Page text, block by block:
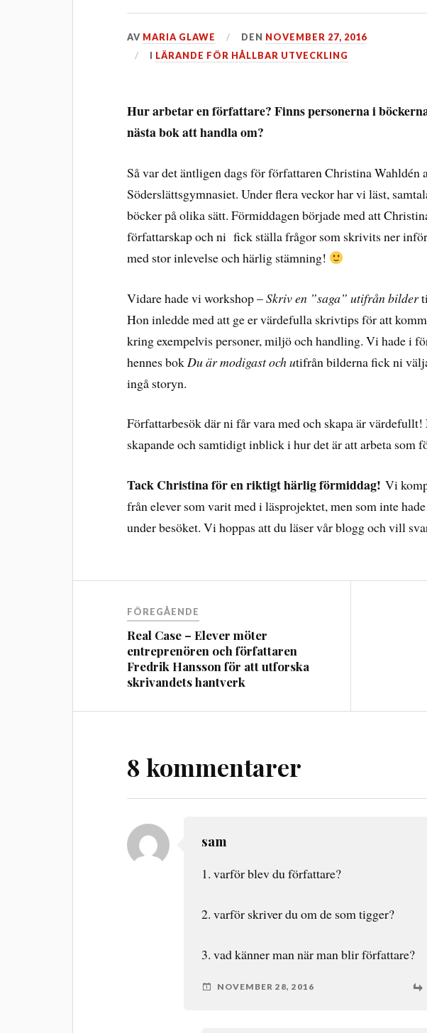
AV MARIA GLAWE DEN NOVEMBER 27, 2016
I LÄRANDE FÖR HÅLLBAR UTVECKLING
Hur arbetar en författare? Finns personerna i
nästa bok att handla om?
Så var det äntligen dags för författaren Christina Wahldén
Söderslättsgymnasiet. Under flera veckor har vi läst,
böcker på olika sätt. Förmiddagen började med att
författarskap och ni fick ställa frågor som skrivits ner
med stor inlevelse och härlig stämning!
Vidare hade vi workshop –Skriv en ”saga” utifrån bilder
Hon inledde med att ge er värdefulla skrivtips för att
kring exempelvis personer, miljö och handling. Vi hade i
hennes bok Du är modigast och utifrån bilderna fick ni
ingå storyn.
Författarbesök där ni får vara med och skapa är
skapande och samtidigt inblick i hur det är att arbeta som
Tack Christina för en riktigt härlig förmiddag! Vi
från elever som varit med i läsprojektet, men som inte
under besöket. Vi hoppas att du läser vår blogg och vill
FÖREGÅENDE
Real Case – Elever möter
entreprenören och författaren
Fredrik Hansson för att utforska
skrivandets hantverk
8 kommentarer
sam
1. varför blev du författare?
2. varför skriver du om de som tigger?
3. vad känner man när man blir författare?
NOVEMBER 28, 2016